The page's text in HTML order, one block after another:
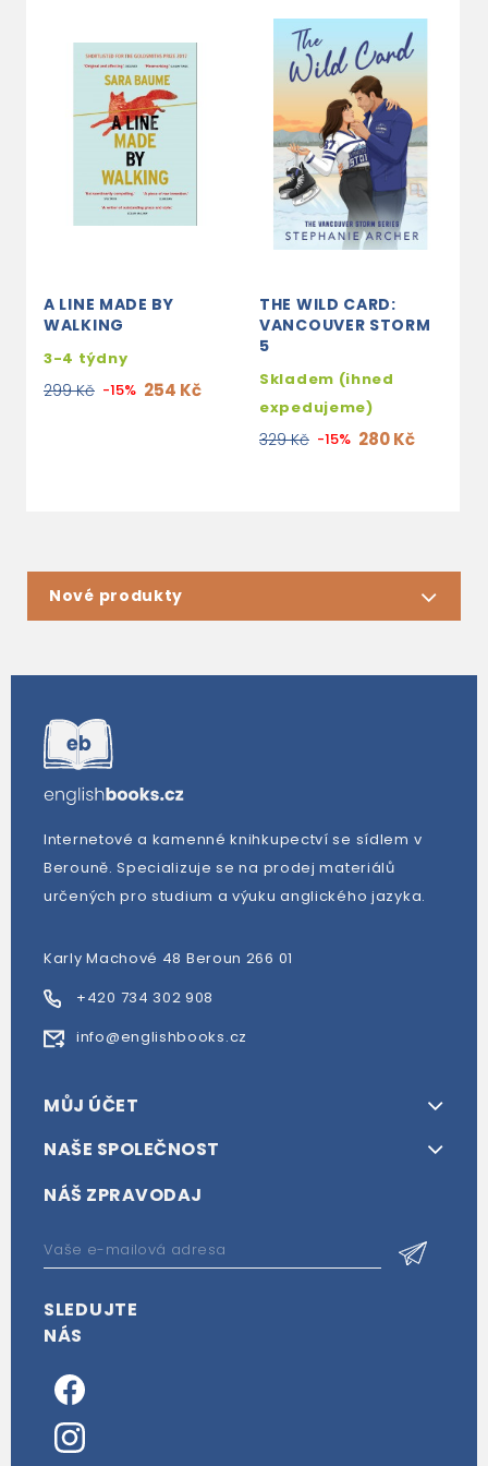
A LINE MADE BY
WALKING
3-4 týdny
299 Kč -15% 254 Kč
THE WILD CARD:
VANCOUVER STORM
5
Skladem (ihned
expedujeme)
329 Kč -15% 280 Kč
Nové produkty
Internetové a kamenné knihkupectví se sídlem v
Berouně. Specializuje se na prodej materiálů
určených pro studium a výuku anglického jazyka.
Karly Machové 48 Beroun 266 01
+420 734 302 908
info@englishbooks.cz
MŮJ ÚČET
NAŠE SPOLEČNOST
NÁŠ ZPRAVODAJ
SLEDUJTE
NÁS